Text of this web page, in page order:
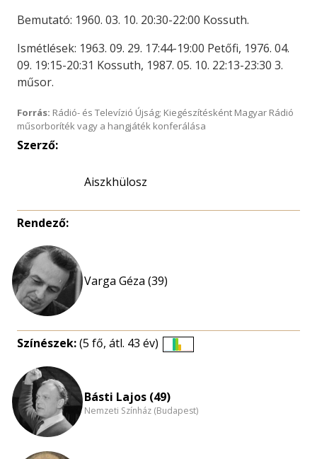
Bemutató: 1960. 03. 10. 20:30-22:00 Kossuth.
Ismétlések: 1963. 09. 29. 17:44-19:00 Petőfi, 1976. 04.
09. 19:15-20:31 Kossuth, 1987. 05. 10. 22:13-23:30 3.
műsor.
Forrás: Rádió- és Televízió Újság; Kiegészítésként Magyar Rádió
műsorboríték vagy a hangjáték konferálása
Szerző:
Aiszkhülosz
Rendező:
Varga Géza (39)
Színészek:(5 fő, átl. 43 év)
Básti Lajos (49)
Nemzeti Színház (Budapest)